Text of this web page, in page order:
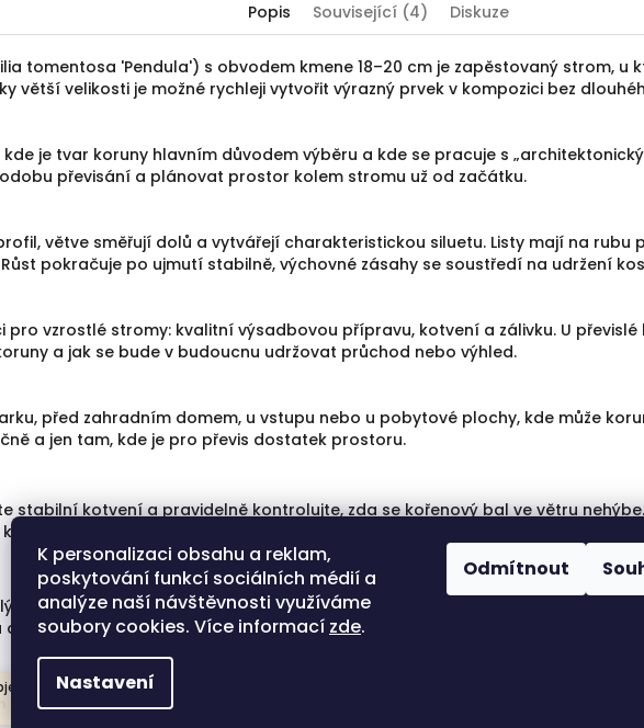
K personalizaci obsahu a reklam,
poskytování funkcí sociálních médií a
analýze naší návštěvnosti využíváme
soubory cookies. Více informací zde.
Nastavení
Odmítnout
Popis Související (4) Diskuze
tomentosa 'Pendula') s obvodem kmene 18–20 cm je zapěstovaný strom, u
větší velikosti je možné rychleji vytvořit výrazný prvek v kompozici bez
je tvar koruny hlavním důvodem výběru a kde se pracuje s
převisání a plánovat prostor kolem stromu už od začátku.
větve směřují dolů a vytvářejí charakteristickou siluetu. Listy mají na rubu
pokračuje po ujmutí stabilně, výchovné zásahy se soustředí na udržení
pro vzrostlé stromy: kvalitní výsadbovou přípravu, kotvení a zálivku. U
a jak se bude v budoucnu udržovat průchod nebo výhled.
před zahradním domem, u vstupu nebo u pobytové plochy, kde může
a jen tam, kde je pro převis dostatek prostoru.
stabilní kotvení a pravidelně kontrolujte, zda se kořenový bal ve větru
citlivě, s důrazem na bezpečnost a zachování převislého charakteru.
habitus a výrazný tvar koruny.
promyšlenou údržbu, aby převislé větve neomezovaly provoz.
. Všechna práva vyhrazena.